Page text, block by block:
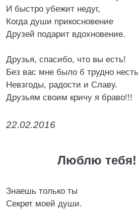
И быстро убежит недуг,
Когда души прикосновение
Друзей подарит вдохновение.
Друзья, спасибо, что вы есть!
Без вас мне было б трудно несть
Невзгоды, радости и Славу.
Друзьям своим кричу я браво!!!
22.02.2016
Люблю
Знаешь только ты
Секрет моей души.